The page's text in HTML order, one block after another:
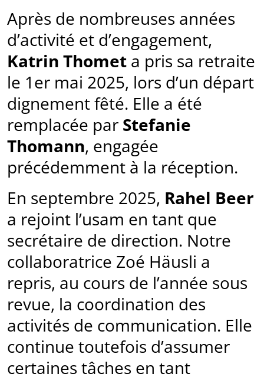
Après de nombreuses années
d’activité et d’engagement,
Katrin Thomet a pris sa retraite
le 1er mai 2025, lors d’un départ
dignement fêté. Elle a été
remplacée par Stefanie
Thomann, engagée
précédemment à la réception.
En septembre 2025, Rahel Beer
a rejoint l’usam en tant que
secrétaire de direction. Notre
collaboratrice Zoé Häusli a
repris, au cours de l’année sous
revue, la coordination des
activités de communication. Elle
continue toutefois d’assumer
certaines tâches en tant